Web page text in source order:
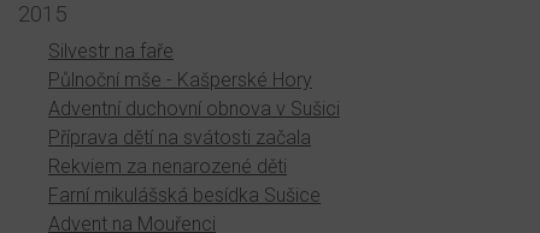
2015
Silvestr na faře
Půlnoční mše - Kašperské Hory
Adventní duchovní obnova v Sušici
Příprava dětí na svátosti začala
Rekviem za nenarozené děti
Farní mikulášská besídka Sušice
Advent na Mouřenci